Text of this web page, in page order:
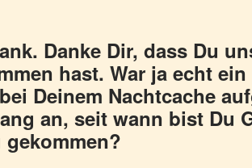
Danke Dir, dass Du
hast. War ja echt
Deinem Nachtcache
an, seit wann bist Du